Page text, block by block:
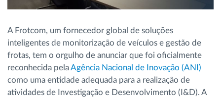
Calculadora de Benefícios
A Frotcom, um fornecedor global de soluções
inteligentes de monitorização de veículos e gestão de
frotas, tem o orgulho de anunciar que foi oficialmente
reconhecida pelaAgência Nacional de Inovação (ANI)
como uma entidade adequada para a realização de
atividades de Investigação e Desenvolvimento (I&D). A